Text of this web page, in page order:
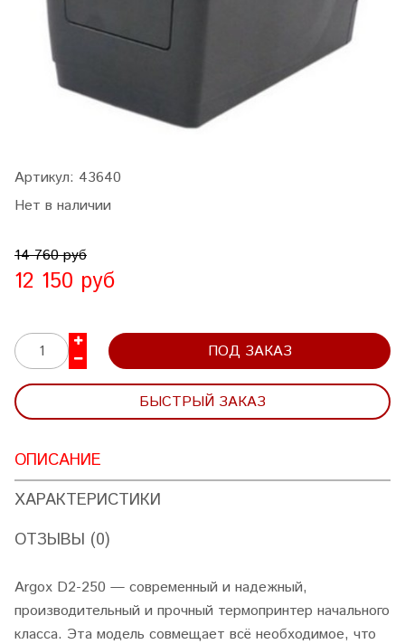
Артикул: 43640
Нет в наличии
14 760 руб
12 150 руб
ПОД ЗАКАЗ
БЫСТРЫЙ ЗАКАЗ
ОПИСАНИЕ
ХАРАКТЕРИСТИКИ
ОТЗЫВЫ (0)
Argox D2-250 — современный и надежный,
производительный и прочный термопринтер начального
класса. Эта модель совмещает всё необходимое, что